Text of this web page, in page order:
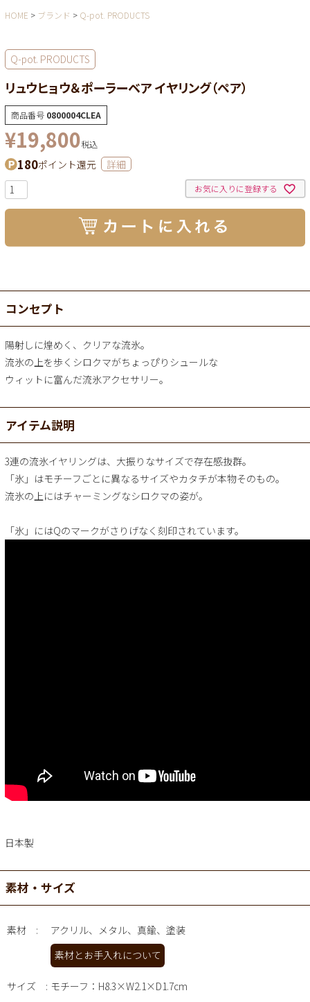
HOME ブランド Q-pot. PRODUCTS
Q-pot. PRODUCTS
リュウヒョウ＆ポーラーベア イヤリング（ペア）
商品番号 0800004CLEA
¥19,800税込
180ポイント還元 詳細
お気に入りに登録する
コンセプト
陽射しに煌めく、クリアな流氷。
流氷の上を歩くシロクマがちょっぴりシュールな
ウィットに富んだ流氷アクセサリー。
アイテム説明
3連の流氷イヤリングは、大振りなサイズで存在感抜群。
「氷」はモチーフごとに異なるサイズやカタチが本物そのもの。
流氷の上にはチャーミングなシロクマの姿が。
「氷」にはQのマークがさりげなく刻印されています。
日本製
素材・サイズ
素材
アクリル、メタル、真鍮、塗装
素材とお手入れについて
サイズ モチーフ：H8.3×W2.1×D1.7cm